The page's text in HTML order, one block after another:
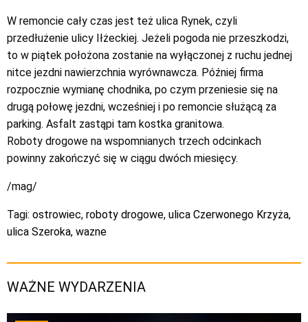
W remoncie cały czas jest też ulica Rynek, czyli
przedłużenie ulicy Iłżeckiej. Jeżeli pogoda nie przeszkodzi,
to w piątek położona zostanie na wyłączonej z ruchu jednej
nitce jezdni nawierzchnia wyrównawcza. Później firma
rozpocznie wymianę chodnika, po czym przeniesie się na
drugą połowę jezdni, wcześniej i po remoncie służącą za
parking. Asfalt zastąpi tam kostka granitowa.
Roboty drogowe na wspomnianych trzech odcinkach
powinny zakończyć się w ciągu dwóch miesięcy.
/mag/
Tagi: ostrowiec, roboty drogowe, ulica Czerwonego Krzyża,
ulica Szeroka, wazne
WAŻNE WYDARZENIA